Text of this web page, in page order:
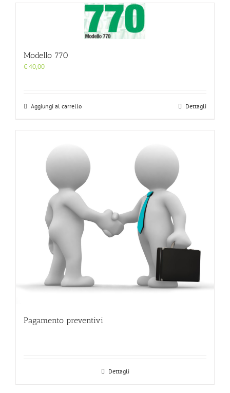
Modello 770
€40,00
Aggiungi al carrello Dettagli
Pagamento preventivi
Dettagli